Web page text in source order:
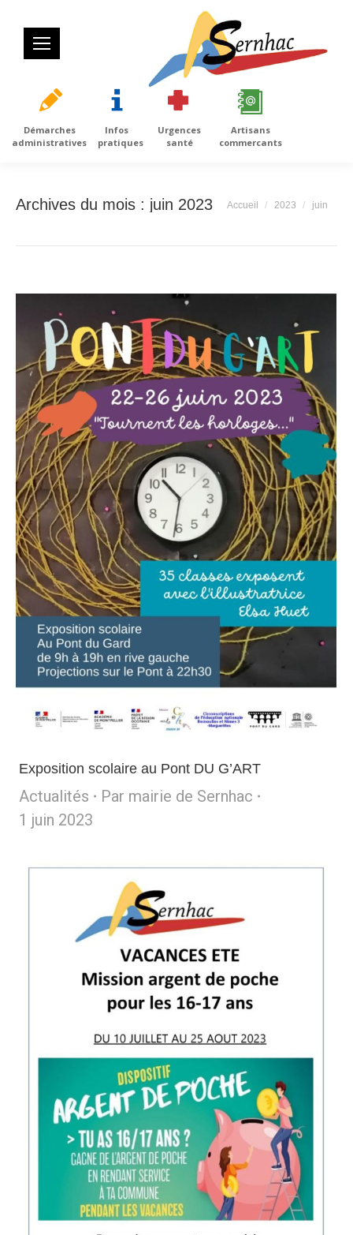
Démarches
administratives
Infos
pratiques
Urgences
santé
Artisans
commercants
Archives du mois : juin 2023 Vous êtes ici :
Accueil 2023 juin
Exposition scolaire au Pont DU G’ART
Actualités Par mairie de Sernhac
1 juin 2023